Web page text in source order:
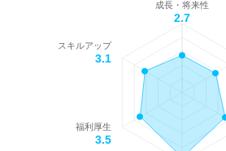
成長・将来性
2.7
福利厚生
3.5
スキルアップ
3.1